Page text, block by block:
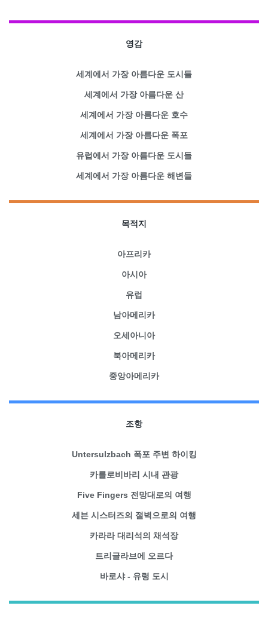
영감
세계에서 가장 아름다운 도시들
세계에서 가장 아름다운 산
세계에서 가장 아름다운 호수
세계에서 가장 아름다운 폭포
유럽에서 가장 아름다운 도시들
세계에서 가장 아름다운 해변들
목적지
아프리카
아시아
유럽
남아메리카
오세아니아
북아메리카
중앙아메리카
조항
Untersulzbach 폭포 주변 하이킹
카를로비바리 시내 관광
Five Fingers 전망대로의 여행
세븐 시스터즈의 절벽으로의 여행
카라라 대리석의 채석장
트리글라브에 오르다
바로샤 - 유령 도시